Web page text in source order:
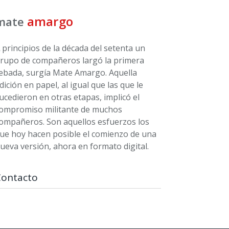
amargo
principios de la década del setenta un
de compañeros largó la primera
surgía Mate Amargo. Aquella
en papel, al igual que las que le
en otras etapas, implicó el
militante de muchos
Son aquellos esfuerzos los
hoy hacen posible el comienzo de una
versión, ahora en formato digital.